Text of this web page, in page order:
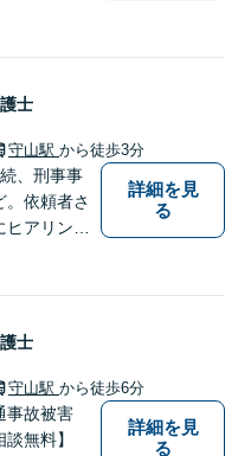
士
守山駅 から徒歩3分
、刑事事
。依頼者さ
アリング
談くださ
】
詳細を見
る
士
守山駅 から徒歩6分
事故被害
無料】
詳細を見
る